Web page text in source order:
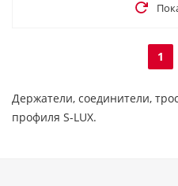
1
Держатели, соединители,
профиля S-LUX.